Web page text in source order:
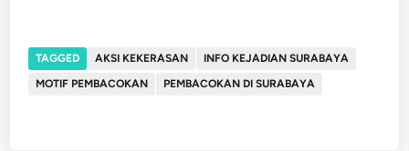
TAGGED AKSI KEKERASAN
INFO KEJADIAN SURABAYA
MOTIF PEMBACOKAN
PEMBACOKAN DI SURABAYA